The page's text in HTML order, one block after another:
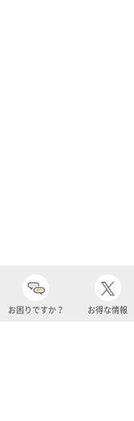
お困りですか？ お得な情報